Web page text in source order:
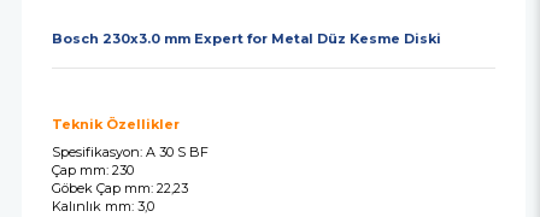
Bosch 230x3.0 mm Expert for Metal Düz Kesme Diski
Teknik Özellikler
Spesifikasyon: A 30 S BF
Çap mm: 230
Göbek Çap mm: 22,23
Kalınlık mm: 3,0